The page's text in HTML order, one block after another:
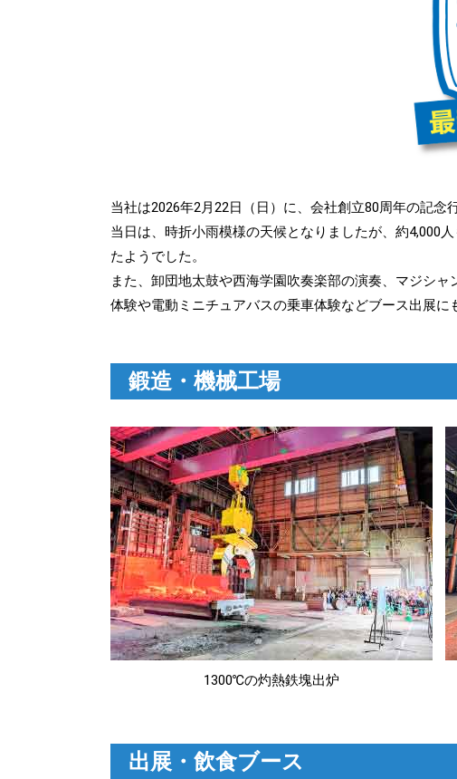
当社は2026年2月22日（日）に、会社創立80周年の記念
当日は、時折小雨模様の天候となりましたが、約4,000
たようでした。
また、卸団地太鼓や西海学園吹奏楽部の演奏、マジシ
体験や電動ミニチュアバスの乗車体験などブース出展
鍛造・機械工場
1300℃の灼熱鉄塊出炉
出展・飲食ブース